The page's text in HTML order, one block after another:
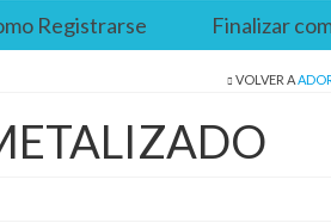
Registrarse Finalizar
VOLVER A